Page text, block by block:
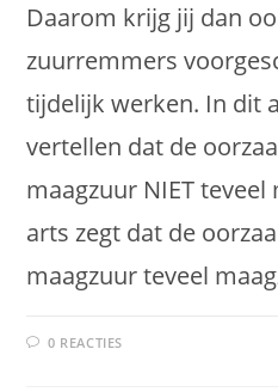
Daarom krijg jij dan
zuurremmers
tijdelijk werken. In dit
vertellen dat de
maagzuur NIET
arts zegt dat de
maagzuur teveel
0 REACTIES